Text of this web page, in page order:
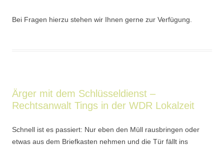
Bei Fragen hierzu stehen wir Ihnen gerne zur Verfügung.
Ärger mit dem Schlüsseldienst –
Rechtsanwalt Tings in der WDR Lokalzeit
Schnell ist es passiert: Nur eben den Müll rausbringen oder
etwas aus dem Briefkasten nehmen und die Tür fällt ins